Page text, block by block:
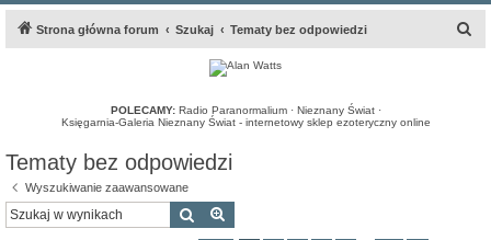
Strona główna forum Szukaj Tematy bez odpowiedzi
POLECAMY: Radio Paranormalium· Nieznany Świat·
Księgarnia-Galeria Nieznany Świat - internetowy sklep ezoteryczny online
Tematy bez odpowiedzi
Wyszukiwanie zaawansowane
Szukaj